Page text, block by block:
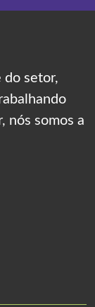
do setor,
nós somos a